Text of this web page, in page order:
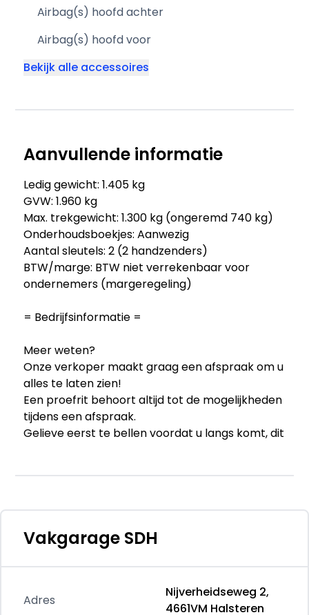
Airbag(s) hoofd achter
Airbag(s) hoofd voor
Bekijk alle accessoires
Aanvullende informatie
Ledig gewicht: 1.405 kg
GVW: 1.960 kg
Max. trekgewicht: 1.300 kg (ongeremd 740 kg)
Onderhoudsboekjes: Aanwezig
Aantal sleutels: 2 (2 handzenders)
BTW/marge: BTW niet verrekenbaar voor
ondernemers (margeregeling)
= Bedrijfsinformatie =
Meer weten?
Onze verkoper maakt graag een afspraak om u
alles te laten zien!
Een proefrit behoort altijd tot de mogelijkheden
tijdens een afspraak.
Gelieve eerst te bellen voordat u langs komt, dit
Wij bieden de mogelijkheid aan om te
financieren!
Heeft u een inruilauto?
Stuur uw kenteken en kilometerstand naar ons
Vakgarage SDH
Adres
Nijverheidseweg 2,
4661VM Halsteren